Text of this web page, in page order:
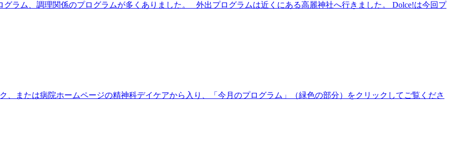
ラム、調理関係のプログラムが多くありました。 外出プログラムは近くにある高麗神社へ行きました。 Dolce!は今回プ
、または病院ホームページの精神科デイケアから入り、「今月のプログラム」（緑色の部分）をクリックしてご覧くださ